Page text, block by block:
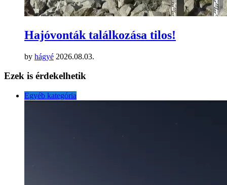
Hajóvonták találkozása tilos!
by hágyé 2026.08.03.
Ezek is érdekelhetik
Egyéb kategória